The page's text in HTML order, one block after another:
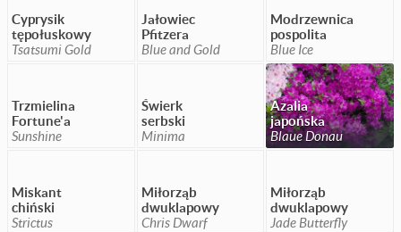
Cyprysik
tępołuskowy
Tsatsumi Gold
Jałowiec
Pfitzera
Blue and Gold
Modrzewnica
pospolita
Blue Ice
Trzmielina
Fortune'a
Sunshine
Świerk
serbski
Minima
Azalia
japońska
Blaue Donau
Miskant
chiński
Strictus
Miłorząb
dwuklapowy
Chris Dwarf
Miłorząb
dwuklapowy
Jade Butterfly